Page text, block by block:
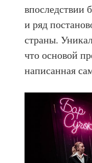
впоследствии
и ряд
страны.
что основой
написанная